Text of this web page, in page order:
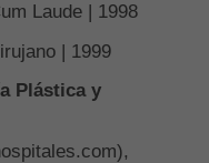
Laude | 1998
| 1999
Plástica y